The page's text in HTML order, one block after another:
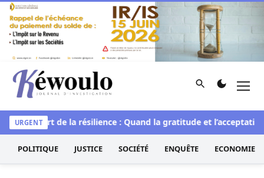
Aller au contenu
Kéwoulo, le premier site d'information et d'investigation
Rechercher
URGENT
L’art de la résilience : Quand la gratitude et l’acceptation
POLITIQUE JUSTICE SOCIÉTÉ ENQUÊTE ECONOMIE